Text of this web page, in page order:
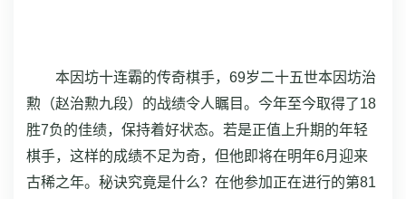
本因坊十连霸的传奇棋手，69岁二十五世本因坊治
勲（赵治勲九段）的战绩令人瞩目。今年至今取得了18
胜7负的佳绩，保持着好状态。若是正值上升期的年轻
棋手，这样的成绩不足为奇，但他即将在明年6月迎来
古稀之年。秘诀究竟是什么？在他参加正在进行的第81